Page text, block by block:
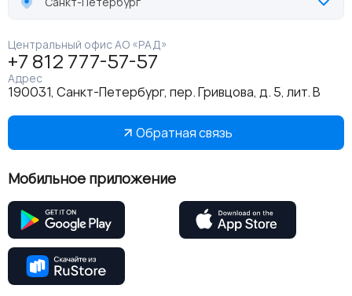
Центральный офис АО «РАД»
+7 812 777-57-57
Адрес
190031, Санкт-Петербург, пер. Гривцова, д. 5, лит. В
Обратная связь
Мобильное приложение